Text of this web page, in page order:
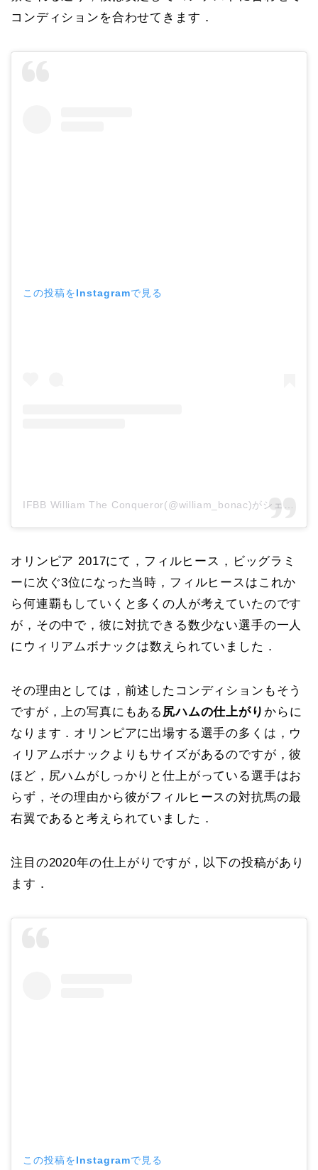
コンディションを合わせてきます．
この投稿をInstagramで見る
オリンピア 2017にて，フィルヒース，ビッグラミ
ーに次ぐ3位になった当時，フィルヒースはこれか
ら何連覇もしていくと多くの人が考えていたのです
が，その中で，彼に対抗できる数少ない選手の一人
にウィリアムボナックは数えられていました．
その理由としては，前述したコンディションもそう
ですが，上の写真にもある 尻ハムの仕上がり からに
なります．オリンピアに出場する選手の多くは，ウ
ィリアムボナックよりもサイズがあるのですが，彼
ほど，尻ハムがしっかりと仕上がっている選手はお
らず，その理由から彼がフィルヒースの対抗馬の最
右翼であると考えられていました．
注目の2020年の仕上がりですが，以下の投稿があり
ます．
この投稿をInstagramで見る